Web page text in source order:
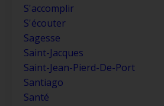
S'accomplir
S'écouter
Sagesse
Saint-Jacques
Saint-Jean-Pierd-De-Port
Santiago
Santé